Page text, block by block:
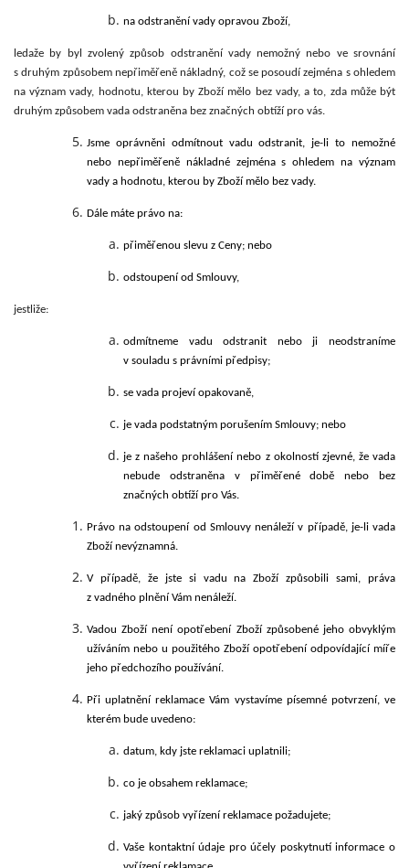
na odstranění vady opravou Zboží,
ledaže by byl zvolený způsob odstranění vady nemožný nebo ve srovnání
s druhým způsobem nepřiměřeně nákladný, což se posoudí zejména s ohledem
na význam vady, hodnotu, kterou by Zboží mělo bez vady, a to, zda může být
druhým způsobem vada odstraněna bez značných obtíží pro vás.
Jsme oprávněni odmítnout vadu odstranit, je-li to nemožné
nebo nepřiměřeně nákladné zejména s ohledem na význam
vady a hodnotu, kterou by Zboží mělo bez vady.
Dále máte právo na:
přiměřenou slevu z Ceny; nebo
odstoupení od Smlouvy,
jestliže:
odmítneme vadu odstranit nebo ji neodstraníme
v souladu s právními předpisy;
se vada projeví opakovaně,
je vada podstatným porušením Smlouvy; nebo
je z našeho prohlášení nebo z okolností zjevné, že vada
nebude odstraněna v přiměřené době nebo bez
značných obtíží pro Vás.
Právo na odstoupení od Smlouvy nenáleží v případě, je-li vada
Zboží nevýznamná.
V případě, že jste si vadu na Zboží způsobili sami, práva
z vadného plnění Vám nenáleží.
Vadou Zboží není opotřebení Zboží způsobené jeho obvyklým
užíváním nebo u použitého Zboží opotřebení odpovídající míře
jeho předchozího používání.
Při uplatnění reklamace Vám vystavíme písemné potvrzení, ve
kterém bude uvedeno:
datum, kdy jste reklamaci uplatnili;
co je obsahem reklamace;
jaký způsob vyřízení reklamace požadujete;
Vaše kontaktní údaje pro účely poskytnutí informace o